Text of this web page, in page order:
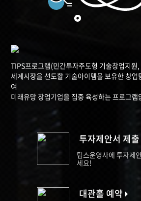
TIPS프로그램(민간투자주도형 기술창업지원
세계시장을 선도할 기술아이템을 보유한 창
여
미래유망 창업기업을 집중 육성하는 프로그램
투자제안서 제출
팁스운영사에 투자제
세요!
대관홀 예약